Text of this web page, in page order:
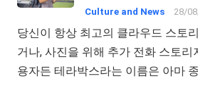
Culture and News 28/
당신이 항상 최고의 클라우드 스토
거나, 사진을 위해 추가 전화 스토
용자든 테라박스라는 이름은 아마